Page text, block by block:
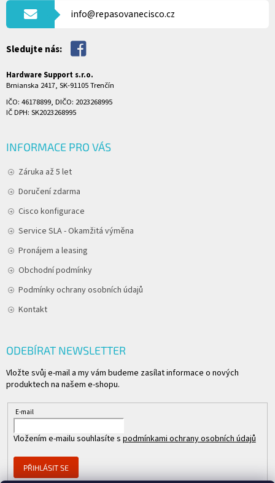
info@repasovanecisco.cz
Sledujte nás:
Hardware Support s.r.o.
Brnianska 2417, SK-91105 Trenčín
IČO: 46178899, DIČO: 2023268995
IČ DPH: SK2023268995
INFORMACE PRO VÁS
Záruka až 5 let
Doručení zdarma
Cisco konfigurace
Service SLA - Okamžitá výměna
Pronájem a leasing
Obchodní podmínky
Podmínky ochrany osobních údajů
Kontakt
ODEBÍRAT NEWSLETTER
Vložte svůj e-mail a my vám budeme zasílat informace o nových
produktech na našem e-shopu.
E-mail
Vložením e-mailu souhlasíte s podmínkami ochrany osobních údajů
PŘIHLÁSIT SE